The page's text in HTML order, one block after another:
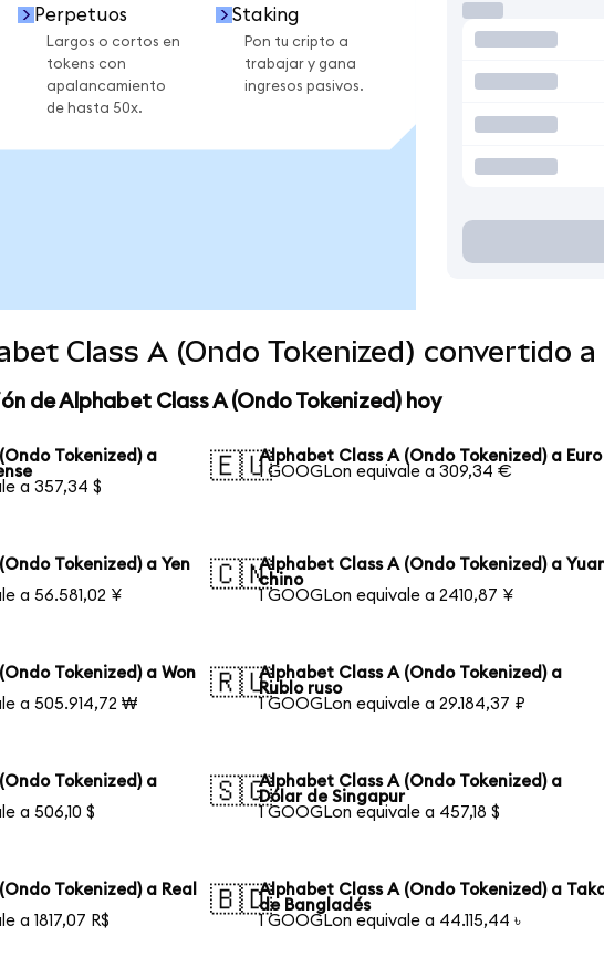
Perpetuos
Largos o cortos en
tokens con
apalancamiento
de hasta 50x.
Staking
Pon tu cripto a
trabajar y gana
ingresos pasivos.
Class A (Ondo Tokenized) convertido
de Alphabet Class A (Ondo Tokenized) hoy
Tokenized) a
a 357,34 $
🇪🇺Alphabet Class A (Ondo Tokenized) a Euro
1 GOOGLon equivale a 309,34 €
Tokenized) a Yen
a 56.581,02 ¥
🇨🇳Alphabet Class A (Ondo Tokenized) a
chino
1 GOOGLon equivale a 2410,87 ¥
Tokenized) a Won
a 505.914,72 ₩
🇷🇺Alphabet Class A (Ondo Tokenized) a
Rublo ruso
1 GOOGLon equivale a 29.184,37 ₽
Tokenized) a
a 506,10 $
🇸🇬Alphabet Class A (Ondo Tokenized) a
Dólar de Singapur
1 GOOGLon equivale a 457,18 $
Tokenized) a Real
a 1817,07 R$
🇧🇩Alphabet Class A (Ondo Tokenized) a
de Bangladés
1 GOOGLon equivale a 44.115,44 ৳